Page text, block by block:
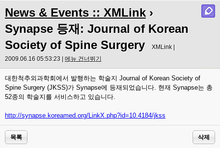
News & Events :: XMLink ›
Synapse 등재: Journal of Korean
Society of Spine Surgery
XMLink |
2009.06.16 05:53:23 | 메뉴 건너뛰기
대한척추외과학회에서 발행하는 학술지 Journal of Korean Society of
Spine Surgery (JKSS)가 Synapse에 등재되었습니다. 현재 Synapse는 총
52종의 학술지를 서비스하고 있습니다.
http://synapse.koreamed.org/LinkX.php?id=10.4184/jkss
목록 삭제